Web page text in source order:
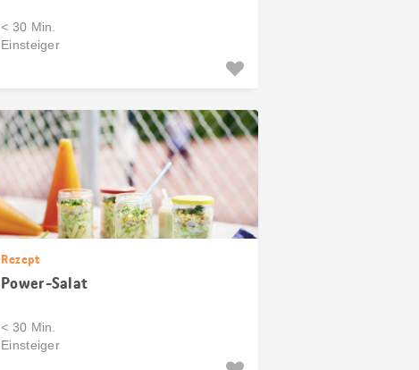
< 30 Min.
Einsteiger
Rezept
Power-Salat
< 30 Min.
Einsteiger